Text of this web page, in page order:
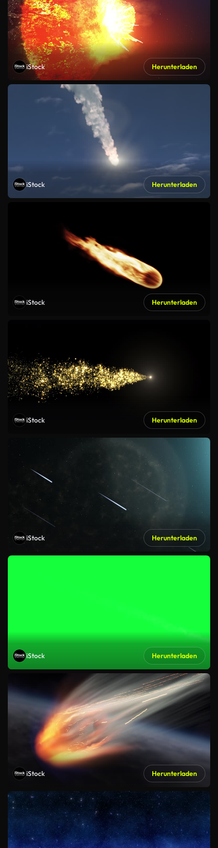
iStock Herunterladen
iStock Herunterladen
iStock Herunterladen
iStock Herunterladen
iStock Herunterladen
iStock Herunterladen
iStock Herunterladen